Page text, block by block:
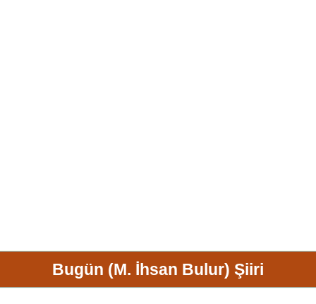
Bugün (M. İhsan Bulur) Şiiri